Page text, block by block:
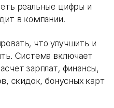
реальные цифры и
в компании.
что улучшить и
Система включает
зарплат, финансы,
скидок, бонусных карт